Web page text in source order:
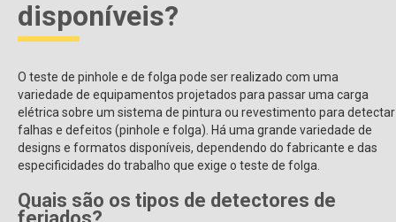
disponíveis?
O teste de pinhole e de folga pode ser realizado com uma
variedade de equipamentos projetados para passar uma carga
elétrica sobre um sistema de pintura ou revestimento para detectar
falhas e defeitos (pinhole e folga). Há uma grande variedade de
designs e formatos disponíveis, dependendo do fabricante e das
especificidades do trabalho que exige o teste de folga.
Quais são os tipos de detectores de